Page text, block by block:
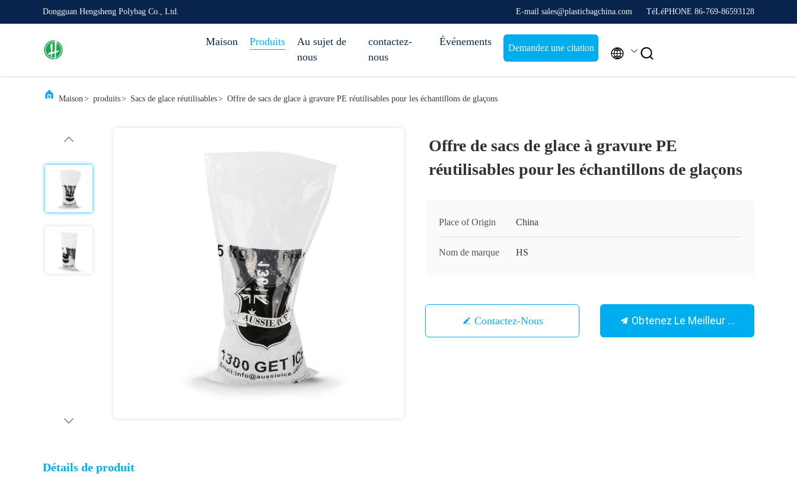
Dongguan Hengsheng Polybag Co., Ltd. E-mail sales@plasticbagchina.com TéLéPHONE 86-769-86593128
Maison Produits
Au sujet de
nous
contactez-
nous
Événements
Demandez une citation  
Maison> produits> Sacs de glace réutilisables> Offre de sacs de glace à gravure PE réutilisables pour les échantillons de glaçons
Offre de sacs de glace à gravure PE
réutilisables pour les échantillons de glaçons
Place of Origin China
Nom de marque HS
Contactez-Nous Obtenez Le Meilleur Prix
Détails de produit